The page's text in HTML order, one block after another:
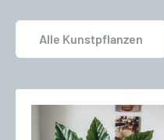
Alle Kunstpflanzen